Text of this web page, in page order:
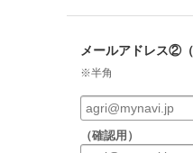
メールアドレス②（
※半角
（確認用）